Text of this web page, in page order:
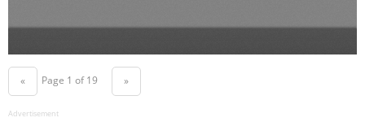
« Page 1 of 19 »
Advertisement